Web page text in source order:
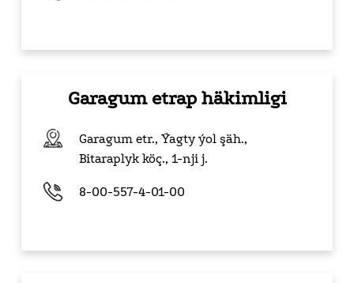
Garagum etrap häkimligi
Garagum etr., Ýagty ýol şäh.,
Bitaraplyk köç., 1-nji j.
8-00-557-4-01-00